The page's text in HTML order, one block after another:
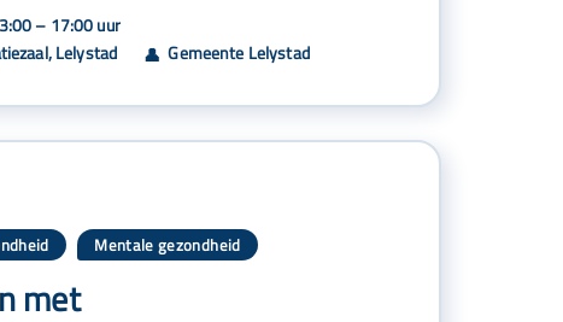
– 17:00 uur
Lelystad 👤 Gemeente Lelystad
, Mentale gezondheid
met